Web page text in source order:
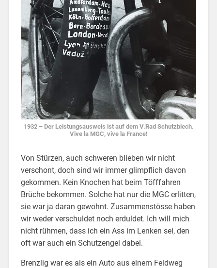
1932 – Der Leistungsausweis ist auf dem V.Rad Schutzblech.
Vive la MGC, vive la France!
Von Stürzen, auch schweren blieben wir nicht
verschont, doch sind wir immer glimpflich davon
gekommen. Kein Knochen hat beim Töfffahren
Brüche bekommen. Solche hat nur die MGC erlitten,
sie war ja daran gewohnt. Zusammenstösse haben
wir weder verschuldet noch erduldet. Ich will mich
nicht rühmen, dass ich ein Ass im Lenken sei, den
oft war auch ein Schutzengel dabei.
Brenzlig war es als ein Auto aus einem Feldweg